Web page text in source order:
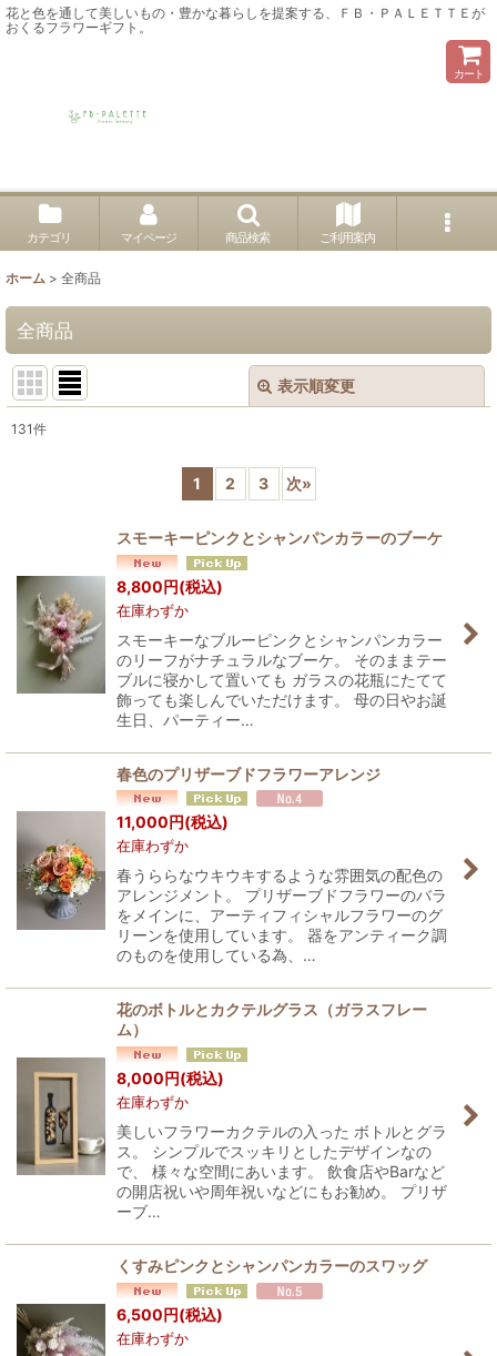
花と色を通して美しいもの・豊かな暮らしを提案する、ＦＢ・ＰＡＬＥＴＴＥが
おくるフラワーギフト。
カート
カテゴリ マイページ 商品検索 ご利用案内
ホーム > 全商品
全商品
表示順変更
絞り込む
131件
1 2 3 次»
スモーキーピンクとシャンパンカラーのブーケ
8,800円(税込)
在庫わずか
スモーキーなブルーピンクとシャンパンカラー
のリーフがナチュラルなブーケ。 そのままテー
ブルに寝かして置いても ガラスの花瓶にたてて
飾っても楽しんでいただけます。 母の日やお誕
生日、パーティー…
春色のプリザーブドフラワーアレンジ
11,000円(税込)
在庫わずか
春うららなウキウキするような雰囲気の配色の
アレンジメント。 プリザーブドフラワーのバラ
をメインに、アーティフィシャルフラワーのグ
リーンを使用しています。 器をアンティーク調
のものを使用している為、…
花のボトルとカクテルグラス（ガラスフレー
ム）
8,000円(税込)
在庫わずか
美しいフラワーカクテルの入った ボトルとグラ
ス。 シンプルでスッキリとしたデザインなの
で、 様々な空間にあいます。 飲食店やBarなど
の開店祝いや周年祝いなどにもお勧め。 プリザ
ーブ…
くすみピンクとシャンパンカラーのスワッグ
6,500円(税込)
在庫わずか